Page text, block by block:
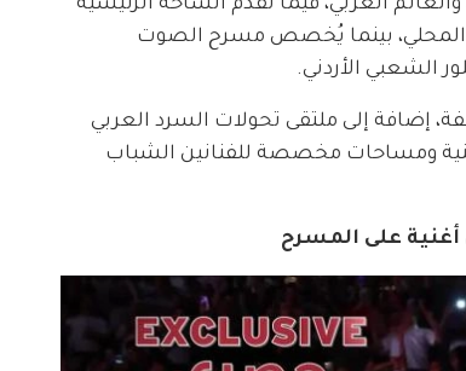
المحلي، بينما يُخصص مسرح الصوت
الشعبي الأردني.
إضافة إلى ملتقى تحولات السرد العربي
ومساحات مخصصة للفنانين الشباب
على المسرح